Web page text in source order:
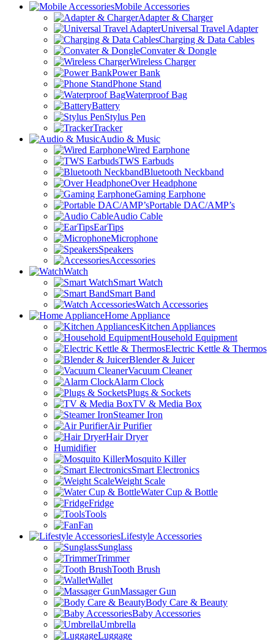
Mobile Accessories
Adapter & Charger
Universal Travel Adapter
Charging & Data Cables
Convater & Dongle
Wireless Charger
Power Bank
Phone Stand
Waterproof Bag
Battery
Stylus Pen
Tracker
Audio & Music
Wired Earphone
TWS Earbuds
Bluetooth Neckband
Over Headphone
Gaming Earphone
Portable DAC/AMP’s
Audio Cable
EarTips
Microphone
Speakers
Accessories
Watch
Smart Watch
Smart Band
Watch Accessories
Home Appliance
Kitchen Appliances
Household Equipment
Electric Kettle & Thermos
Blender & Juicer
Vacuum Cleaner
Alarm Clock
Plugs & Sockets
TV & Media Box
Steamer Iron
Air Purifier
Hair Dryer
Humidifier
Mosquito Killer
Smart Electronics
Weight Scale
Water Cup & Bottle
Fridge
Tools
Fan
Lifestyle Accessories
Sunglass
Trimmer
Tooth Brush
Wallet
Massager Gun
Body Care & Beauty
Baby Accessories
Umbrella
Luggage